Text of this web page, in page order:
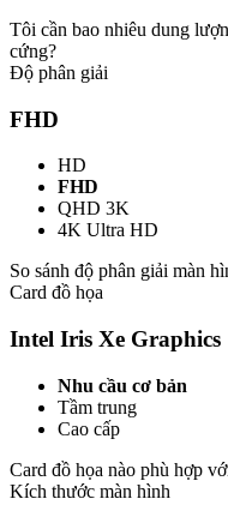
Tôi cần bao nhiêu dung
cứng?
Độ phân giải
FHD
HD
FHD
QHD 3K
4K Ultra HD
So sánh độ phân giải màn
Card đồ họa
Intel Iris Xe Graphics
Nhu cầu cơ bản
Tầm trung
Cao cấp
Card đồ họa nào phù hợp
Kích thước màn hình